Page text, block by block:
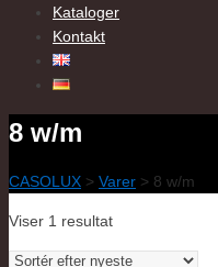
Kataloger
Kontakt
8 w/m
CASOLUX > Varer > 8 w/m
Viser 1 resultat